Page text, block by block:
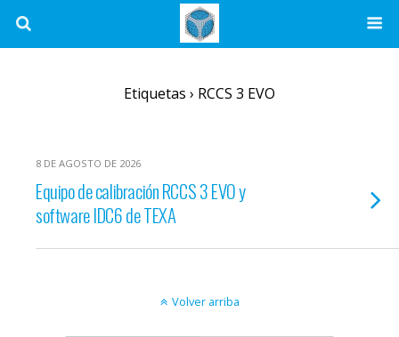
Etiquetas › RCCS 3 EVO
8 DE AGOSTO DE 2026
Equipo de calibración RCCS 3 EVO y
software IDC6 de TEXA
Volver arriba